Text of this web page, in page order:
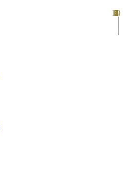
1
2
3
4
5
6
7
8
9
10